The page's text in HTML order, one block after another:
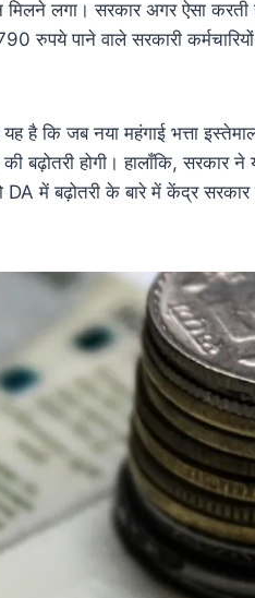
लगा। सरकार अगर ऐसा करती
पाने वाले सरकारी
है कि जब नया महंगाई भत्ता
होगी। हालाँकि, सरकार ने
में बढ़ोतरी के बारे में केंद्र